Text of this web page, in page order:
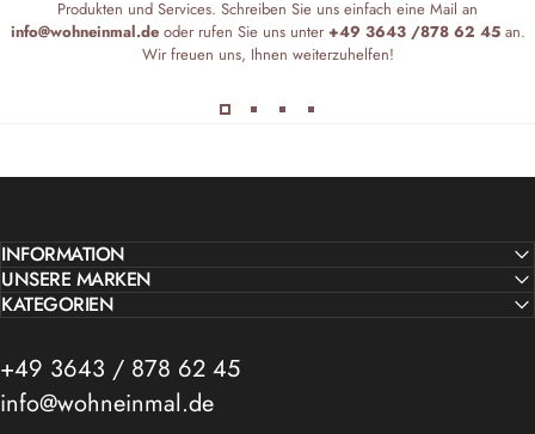
Produkten und Services. Schreiben Sie uns einfach eine Mail an
info@wohneinmal.deoder rufen Sie uns unter+49 3643 /878 62 45an.
Wir freuen uns, Ihnen weiterzuhelfen!
INFORMATION
UNSERE MARKEN
KATEGORIEN
+49 3643 / 878 62 45
info@wohneinmal.de